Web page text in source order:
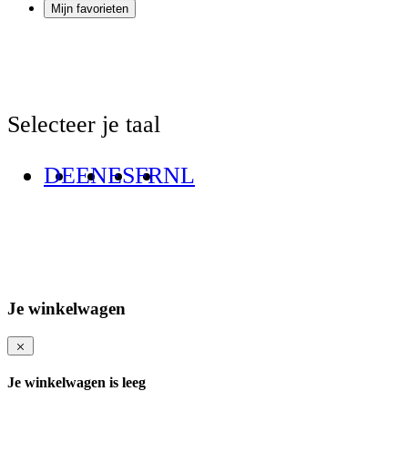
Mijn favorieten
Selecteer je taal
DEENESFRNL
Je winkelwagen
Je winkelwagen is leeg